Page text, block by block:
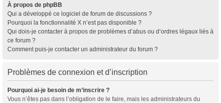
À propos de phpBB
Qui a développé ce logiciel de forum de discussions ?
Pourquoi la fonctionnalité X n’est pas disponible ?
Qui dois-je contacter à propos de problèmes d’abus ou d’ordres légaux liés à
ce forum ?
Comment puis-je contacter un administrateur du forum ?
Problèmes de connexion et d’inscription
Pourquoi ai-je besoin de m’inscrire ?
Vous n’êtes pas dans l’obligation de le faire, mais les administrateurs du